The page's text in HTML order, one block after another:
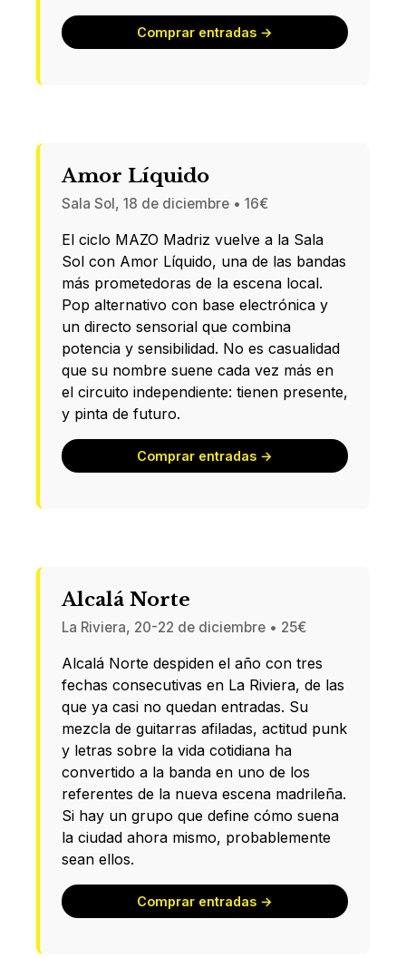
Comprar entradas →
Amor Líquido
Sala Sol, 18 de diciembre • 16€
El ciclo MAZO Madriz vuelve a la Sala
Sol con Amor Líquido, una de las bandas
más prometedoras de la escena local.
Pop alternativo con base electrónica y
un directo sensorial que combina
potencia y sensibilidad. No es casualidad
que su nombre suene cada vez más en
el circuito independiente: tienen presente,
y pinta de futuro.
Comprar entradas →
Alcalá Norte
La Riviera, 20-22 de diciembre • 25€
Alcalá Norte despiden el año con tres
fechas consecutivas en La Riviera, de las
que ya casi no quedan entradas. Su
mezcla de guitarras afiladas, actitud punk
y letras sobre la vida cotidiana ha
convertido a la banda en uno de los
referentes de la nueva escena madrileña.
Si hay un grupo que define cómo suena
la ciudad ahora mismo, probablemente
sean ellos.
Comprar entradas →